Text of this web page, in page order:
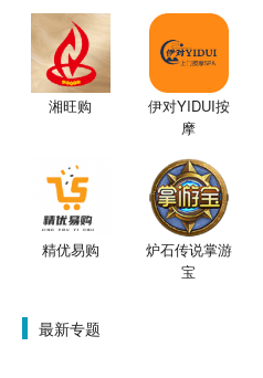
湘旺购
伊对YIDUI按
摩
精优易购
炉石传说掌游
宝
最新专题